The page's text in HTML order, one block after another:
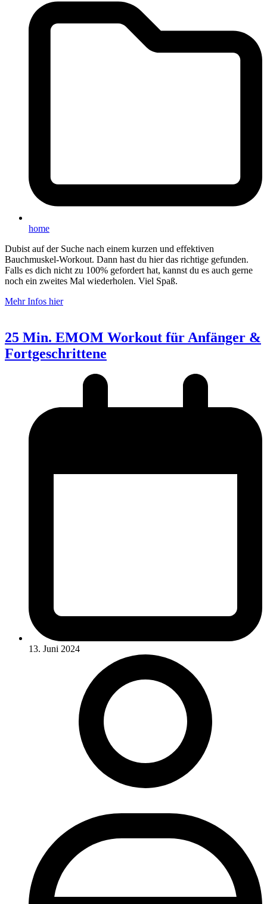
home
Dubist auf der Suche nach einem kurzen und effektiven
Bauchmuskel-Workout. Dann hast du hier das richtige gefunden.
Falls es dich nicht zu 100% gefordert hat, kannst du es auch gerne
noch ein zweites Mal wiederholen. Viel Spaß.
Mehr Infos hier
25 Min. EMOM Workout für Anfänger &
Fortgeschrittene
13. Juni 2024